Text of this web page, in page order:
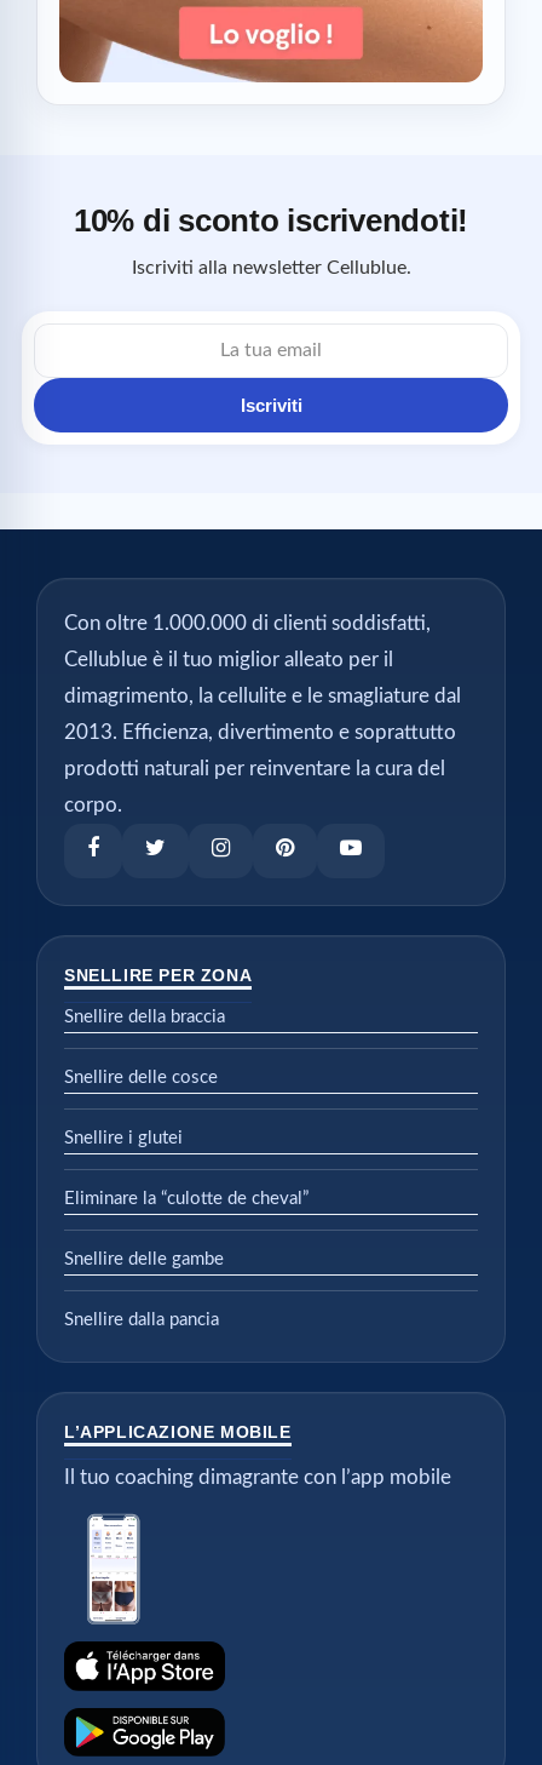
10% di sconto iscrivendoti!
Iscriviti alla newsletter Cellublue.
Indirizzo
email
Iscriviti
Con oltre 1.000.000 di clienti soddisfatti,
Cellublue è il tuo miglior alleato per il
dimagrimento, la cellulite e le smagliature dal
2013. Efficienza, divertimento e soprattutto
prodotti naturali per reinventare la cura del
corpo.
SNELLIRE PER ZONA
Snellire della braccia
Snellire delle cosce
Snellire i glutei
Eliminare la “culotte de cheval”
Snellire delle gambe
Snellire dalla pancia
L’APPLICAZIONE MOBILE
Il tuo coaching dimagrante con l’app mobile